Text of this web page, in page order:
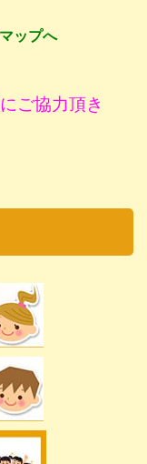
ップへ
ご協力頂き